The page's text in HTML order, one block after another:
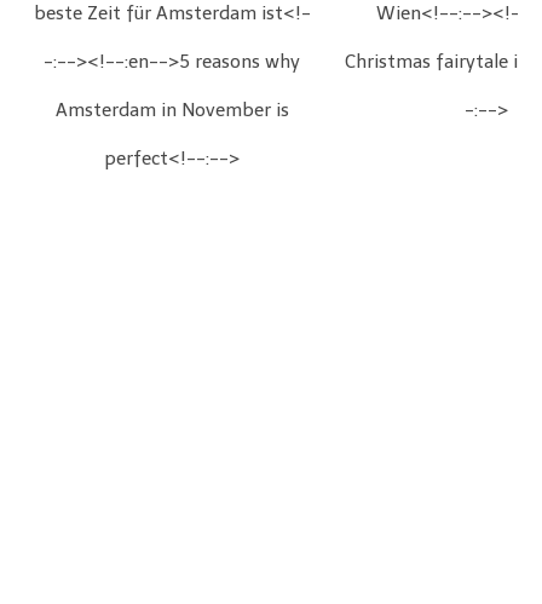
beste Zeit für Amsterdam ist<!-
-:--><!--:en-->5 reasons why
Amsterdam in November is
perfect<!--:-->
Wien<!--:--><!--
Christmas fairytale in
-:-->